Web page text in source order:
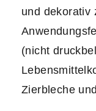
und dekorativ
(nicht
Zierbleche